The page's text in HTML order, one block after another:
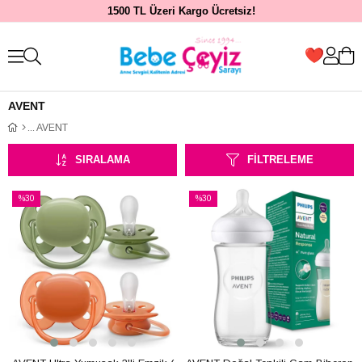
1500 TL Üzeri Kargo Ücretsiz!
AVENT
AVENT
FILTRELEME
SIRALAMA
%30
İndirim
%30İndirim
%30